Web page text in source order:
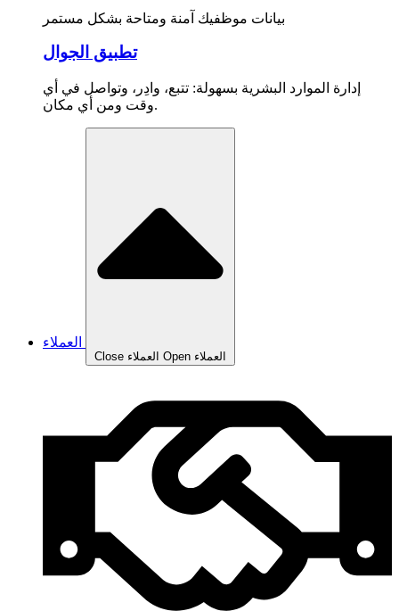
بيانات موظفيك آمنة ومتاحة بشكل مستمر
تطبيق الجوال
إدارة الموارد البشرية بسهولة: تتبع، وادِر، وتواصل في أي
وقت ومن أي مكان.
Close العملاء Open العملاء